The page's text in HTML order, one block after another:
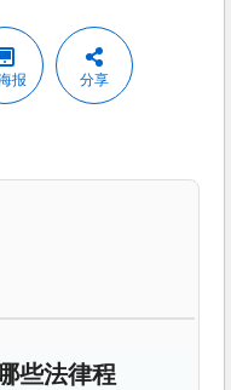
报 分享
些法律程